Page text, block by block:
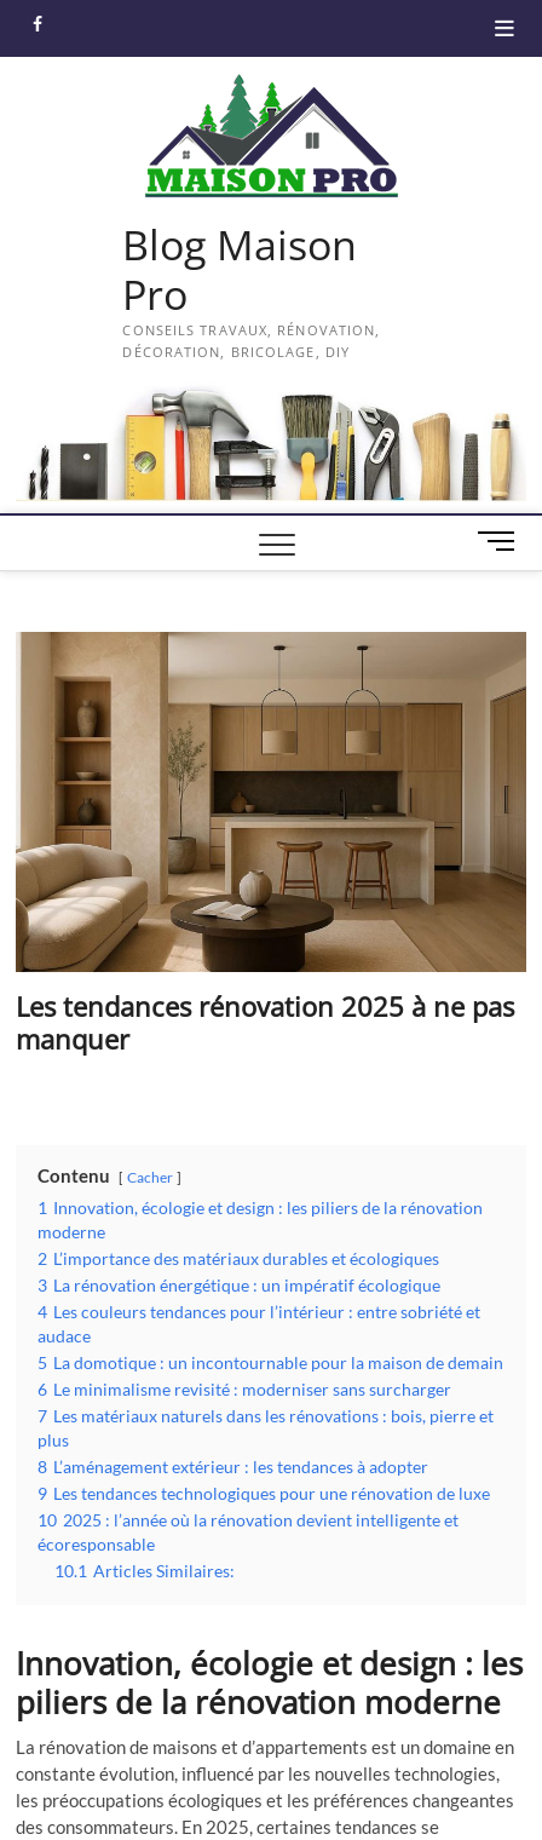
facebook
Blog Maison
Pro
CONSEILS TRAVAUX, RÉNOVATION,
DÉCORATION, BRICOLAGE, DIY
M
e
u
t
Les tendances rénovation 2025 à ne pas
manquer
Contenu Cacher
1 Innovation, écologie et design : les piliers de la rénovation
moderne
2 L’importance des matériaux durables et écologiques
3 La rénovation énergétique : un impératif écologique
4 Les couleurs tendances pour l’intérieur : entre sobriété et
audace
5 La domotique : un incontournable pour la maison de demain
6 Le minimalisme revisité : moderniser sans surcharger
7 Les matériaux naturels dans les rénovations : bois, pierre et
plus
8 L’aménagement extérieur : les tendances à adopter
9 Les tendances technologiques pour une rénovation de luxe
10 2025 : l’année où la rénovation devient intelligente et
écoresponsable
10.1 Articles Similaires:
Innovation, écologie et design : les
piliers de la rénovation moderne
La rénovation de maisons et d’appartements est un domaine en
constante évolution, influencé par les nouvelles technologies,
les préoccupations écologiques et les préférences changeantes
des consommateurs. En 2025, certaines tendances se